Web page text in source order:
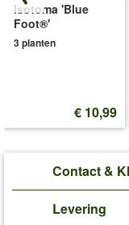
Isotoma 'Blue
Foot®'
3 planten
€ 10,99
Contact &
Levering